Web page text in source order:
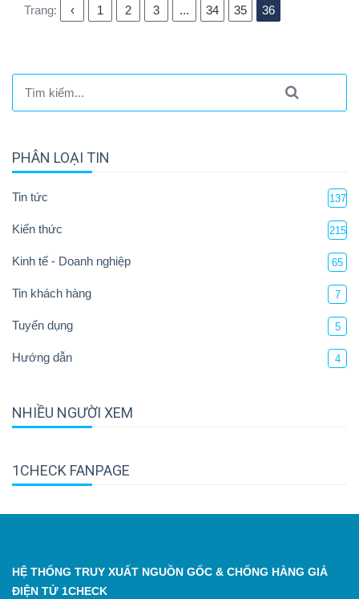
Trang: ‹ 1 2 3 ... 34 35 36
PHÂN LOẠI TIN
Tin tức 137
Kiến thức 215
Kinh tế - Doanh nghiệp 65
Tin khách hàng 7
Tuyển dụng 5
Hướng dẫn 4
NHIỀU NGƯỜI XEM
1CHECK FANPAGE
HỆ THỐNG TRUY XUẤT NGUỒN GỐC & CHỐNG HÀNG GIẢ
ĐIỆN TỬ 1CHECK